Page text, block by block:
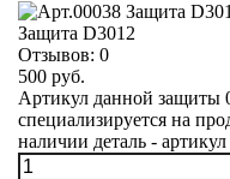
Защита D3012
Отзывов: 0
500 руб.
Артикул данной защиты
специализируется на
наличии деталь -